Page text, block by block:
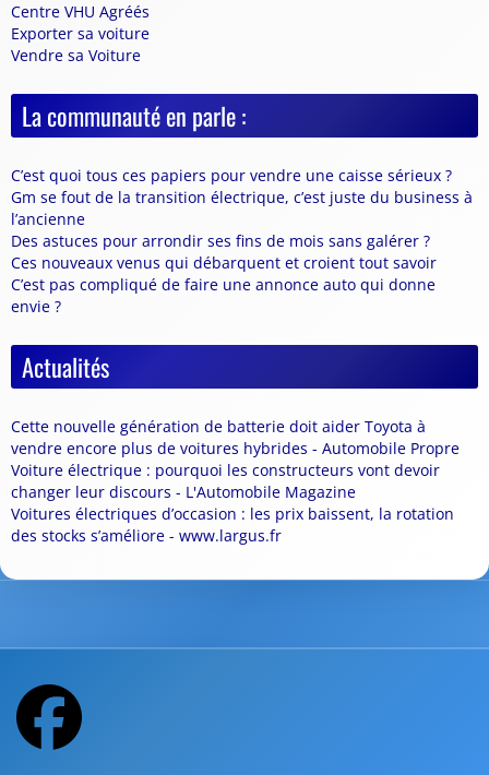
Centre VHU Agréés
Exporter sa voiture
Vendre sa Voiture
La communauté en parle :
C’est quoi tous ces papiers pour vendre une caisse sérieux ?
Gm se fout de la transition électrique, c’est juste du business à
l’ancienne
Des astuces pour arrondir ses fins de mois sans galérer ?
Ces nouveaux venus qui débarquent et croient tout savoir
C’est pas compliqué de faire une annonce auto qui donne
envie ?
Actualités
Cette nouvelle génération de batterie doit aider Toyota à
vendre encore plus de voitures hybrides - Automobile Propre
Voiture électrique : pourquoi les constructeurs vont devoir
changer leur discours - L'Automobile Magazine
Voitures électriques d’occasion : les prix baissent, la rotation
des stocks s’améliore - www.largus.fr